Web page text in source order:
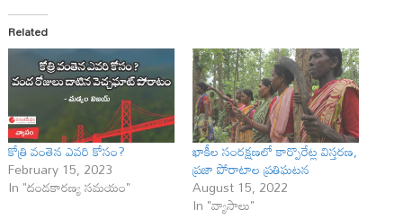
Related
కోత్రి వంతెన ఎవరి కోసం?
February 15, 2023
In "దండకారణ్య సమయం"
ఖాకీల సంరక్షణలో కార్పొరేట్ల విస్తరణ,
ప్రజా పోరాటాల ప్రతిఘటన
August 15, 2022
In "వ్యాసాలు"